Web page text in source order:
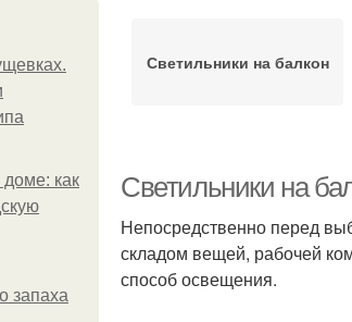
как
запаха
Светильники на балкон
Светильники на
Непосредственно перед
складом вещей, рабочей
способ освещения.